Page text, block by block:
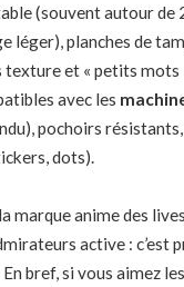
(souvent autour de
léger), planches de
et « petits mots
avec les
pochoirs
dots).
marque anime des
active : c’est
bref, si vous aimez